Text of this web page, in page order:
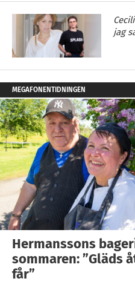
jag
MEGAFONENTIDNINGEN
Hermanssons
sommaren: ”Gläds
får”